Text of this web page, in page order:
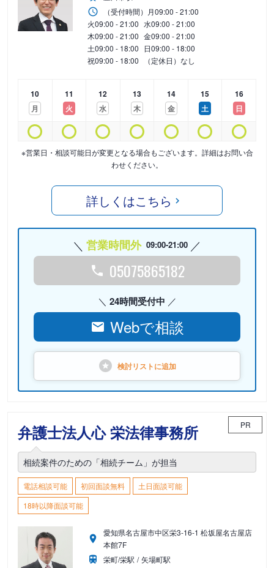
（受付時間） 月09:00 - 21:00
火09:00 - 21:00 水09:00 - 21:00
木09:00 - 21:00 金09:00 - 21:00
土09:00 - 18:00 日09:00 - 18:00
祝09:00 - 18:00 （定休日）なし
10
月
11
火
12
水
13
木
14
金
15
土
16
日
※営業日・相談可能日が変更となる場合もございます。詳細はお問い合
わせください。
詳しくはこちら
営業時間外 09:00-21:00
05075865182
24時間受付中
Webで相談
検討リストに追加
弁護士法人心 栄法律事務所 PR
相続案件のための「相続チーム」が担当
電話相談可能 初回面談無料
土日面談可能
18時以降面談可能
愛知県名古屋市中区栄3-16-1 松坂屋名古屋店
本館7F
栄町/栄駅
矢場町駅